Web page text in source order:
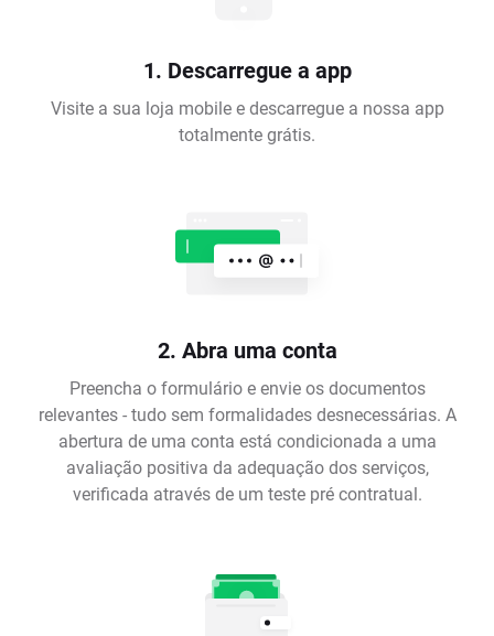
1. Descarregue a app
Visite a sua loja mobile e descarregue a nossa app
totalmente grátis.
2. Abra uma conta
Preencha o formulário e envie os documentos
relevantes - tudo sem formalidades desnecessárias. A
abertura de uma conta está condicionada a uma
avaliação positiva da adequação dos serviços,
verificada através de um teste pré contratual.